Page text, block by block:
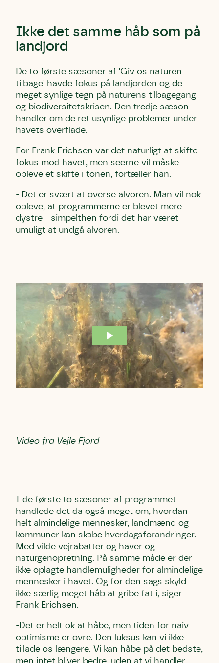
Ikke det samme håb som på
landjord
De to første sæsoner af 'Giv os naturen
tilbage' havde fokus på landjorden og de
meget synlige tegn på naturens tilbagegang
og biodiversitetskrisen. Den tredje sæson
handler om de ret usynlige problemer under
havets overflade.
For Frank Erichsen var det naturligt at skifte
fokus mod havet, men seerne vil måske
opleve et skifte i tonen, fortæller han.
- Det er svært at overse alvoren. Man vil nok
opleve, at programmerne er blevet mere
dystre - simpelthen fordi det har været
umuligt at undgå alvoren.
Video fra Vejle Fjord
I de første to sæsoner af programmet
handlede det da også meget om, hvordan
helt almindelige mennesker, landmænd og
kommuner kan skabe hverdagsforandringer.
Med vilde vejrabatter og haver og
naturgenopretning. På samme måde er der
ikke oplagte handlemuligheder for almindelige
mennesker i havet. Og for den sags skyld
ikke særlig meget håb at gribe fat i, siger
Frank Erichsen.
-Det er helt ok at håbe, men tiden for naiv
optimisme er ovre. Den luksus kan vi ikke
tillade os længere. Vi kan håbe på det bedste,
men intet bliver bedre, uden at vi handler.
Efternavn
Email
Telefon
med nyt om sagen samt fremtidige
underskriftindsamlinger og andre støttemuligheder. Jeg
kan til enhver tid tilbagekalde dette samtykke ved at
kontakte persondata@dn.dk
Efternavn
Email
Telefon
med nyt om sagen samt fremtidige
underskriftindsamlinger og andre støttemuligheder. Jeg
kan til enhver tid tilbagekalde dette samtykke ved at
kontakte persondata@dn.dk
Efternavn
Email
Telefon
med nyt om sagen samt fremtidige
underskriftindsamlinger og andre støttemuligheder. Jeg
kan til enhver tid tilbagekalde dette samtykke ved at
kontakte persondata@dn.dk